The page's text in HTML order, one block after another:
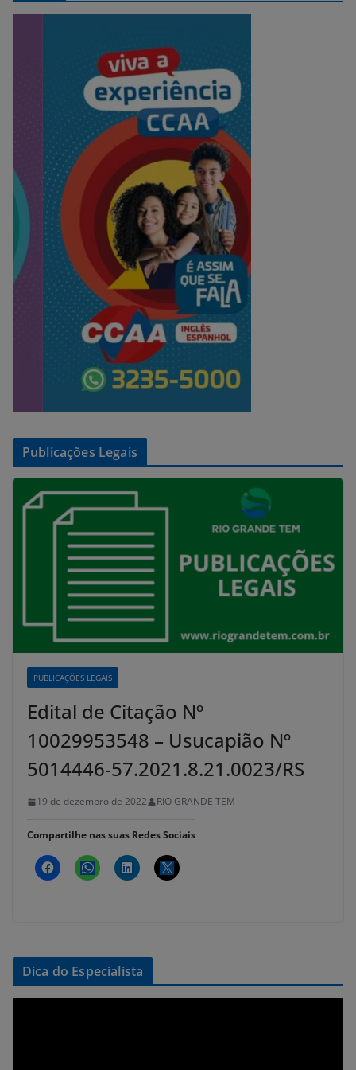
Publicações Legais
PUBLICAÇÕES LEGAIS
Edital de Citação Nº
10029953548 – Usucapião Nº
5014446-57.2021.8.21.0023/RS
19 de dezembro de 2022 RIO GRANDE TEM
Compartilhe nas suas Redes Sociais
Dica do Especialista